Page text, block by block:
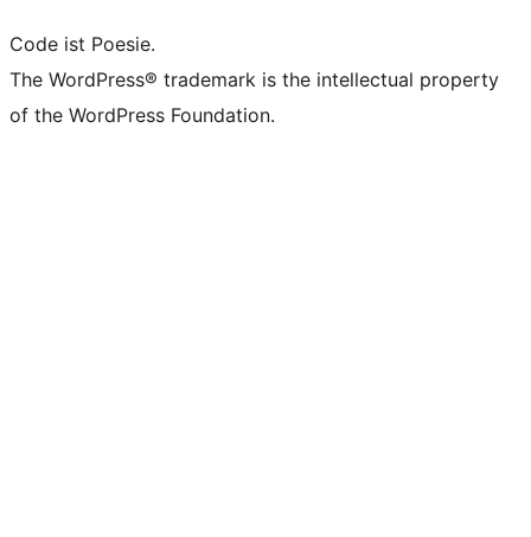
Code ist Poesie.
The WordPress® trademark is the intellectual property
of the WordPress Foundation.